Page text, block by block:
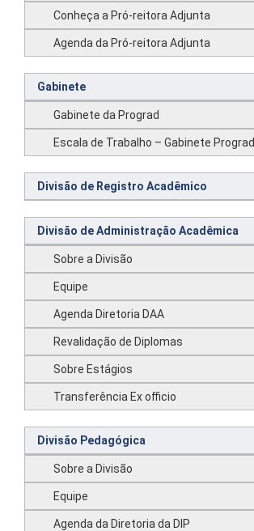
Conheça a Pró-reitora Adjunta
Agenda da Pró-reitora Adjunta
Gabinete
Gabinete da Prograd
Escala de Trabalho – Gabinete Prograd
Divisão de Registro Acadêmico
Divisão de Administração Acadêmica
Sobre a Divisão
Equipe
Agenda Diretoria DAA
Revalidação de Diplomas
Sobre Estágios
Transferência Ex officio
Divisão Pedagógica
Sobre a Divisão
Equipe
Agenda da Diretoria da DIP